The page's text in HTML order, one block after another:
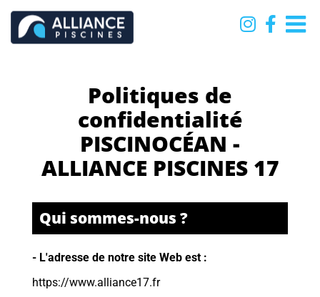
Passer
contenu
Politiques de
confidentialité
PISCINOCÉAN -
ALLIANCE PISCINES 17
Qui sommes-nous ?
- L'adresse de notre site Web est :
https://www.alliance17.fr